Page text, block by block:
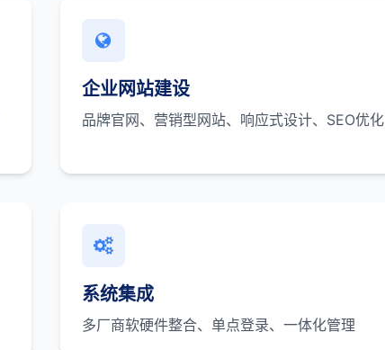
企业网站建设
品牌官网、营销型网站、响应式设计、SEO优化
系统集成
多厂商软硬件整合、单点登录、一体化管理